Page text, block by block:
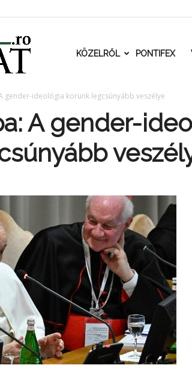
RomKat.roKÖZELRŐL PONTIFEX
gender-ideológia korunk legcsúnyább veszélye
A gender-